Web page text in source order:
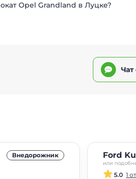
Opel Grandland в Луцке?
Чат
Внедорожник Ford
или
5.0 1